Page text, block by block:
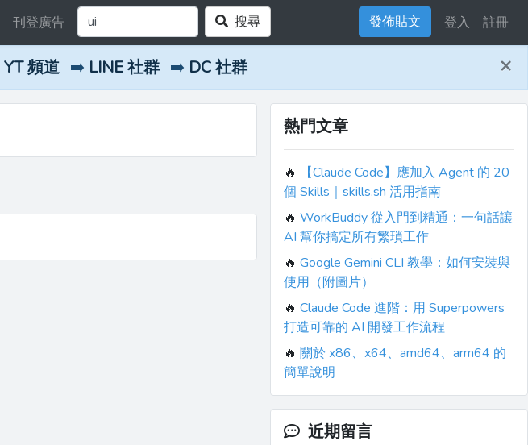
刊登廣告 搜尋 發佈貼文 登入 註冊
YT 頻道 ➡️ LINE 社群 ➡️ DC 社群 ×
熱門文章
🔥
【Claude Code】應加入 Agent 的 20
個 Skills｜skills.sh 活用指南
🔥 WorkBuddy 從入門到精通：一句話讓
AI 幫你搞定所有繁瑣工作
🔥 Google Gemini CLI 教學：如何安裝與
使用（附圖片）
🔥 Claude Code 進階：用 Superpowers
打造可靠的 AI 開發工作流程
🔥 關於 x86、x64、amd64、arm64 的
簡單說明
近期留言